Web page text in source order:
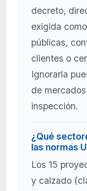
decreto,
exigida
públicas,
clientes o
Ignorarla
de
inspección.
¿Qué
las normas
Los 15
y calzado